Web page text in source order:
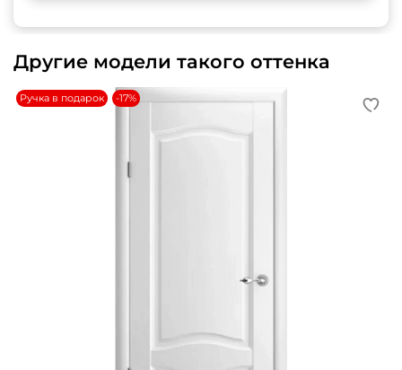
Другие модели такого оттенка
Ручка в подарок -17%